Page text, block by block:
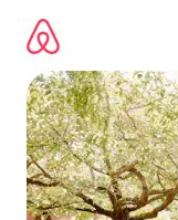
содржина